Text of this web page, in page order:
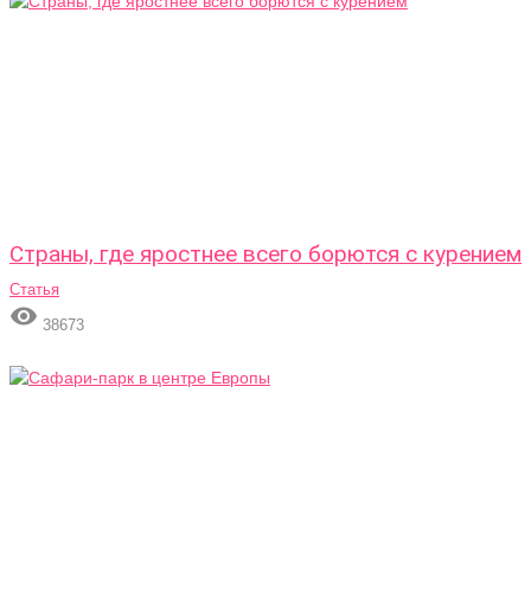
Страны, где яростнее всего борются с курением
Статья
 38673